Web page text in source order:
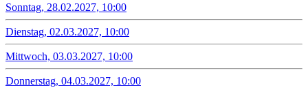
Sonntag, 28.02.2027, 10:00
Dienstag, 02.03.2027, 10:00
Mittwoch, 03.03.2027, 10:00
Donnerstag, 04.03.2027, 10:00